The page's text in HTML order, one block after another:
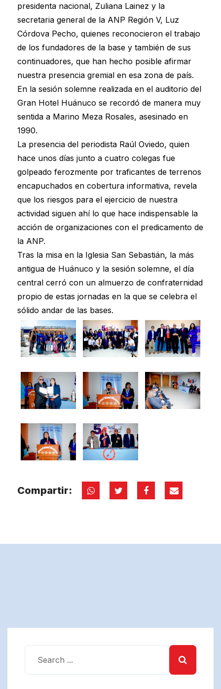
presidenta nacional, Zuliana Lainez y la
secretaria general de la ANP Región V, Luz
Córdova Pecho, quienes reconocieron el trabajo
de los fundadores de la base y también de sus
continuadores, que han hecho posible afirmar
nuestra presencia gremial en esa zona de país.
En la sesión solemne realizada en el auditorio del
Gran Hotel Huánuco se recordó de manera muy
sentida a Marino Meza Rosales, asesinado en
1990.
La presencia del periodista Raúl Oviedo, quien
hace unos días junto a cuatro colegas fue
golpeado ferozmente por traficantes de terrenos
encapuchados en cobertura informativa, revela
que los riesgos para el ejercicio de nuestra
actividad siguen ahí lo que hace indispensable la
acción de organizaciones con el predicamento de
la ANP.
Tras la misa en la Iglesia San Sebastián, la más
antigua de Huánuco y la sesión solemne, el día
central cerró con un almuerzo de confraternidad
propio de estas jornadas en la que se celebra el
sólido andar de las bases.
Compartir: